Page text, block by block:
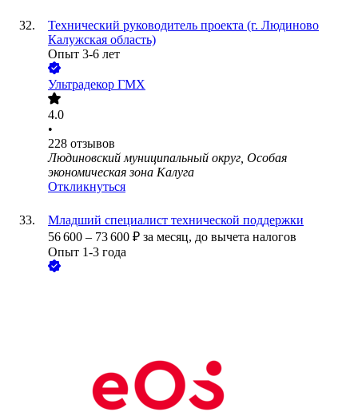
Технический руководитель проекта (г. Людиново
Калужская область)
Опыт 3-6 лет
Ультрадекор ГМХ
4.0
•
228 отзывов
Людиновский муниципальный округ, Особая
экономическая зона Калуга
Откликнуться
Младший специалист технической поддержки
56 600 – 73 600 ₽ за месяц, до вычета налогов
Опыт 1-3 года